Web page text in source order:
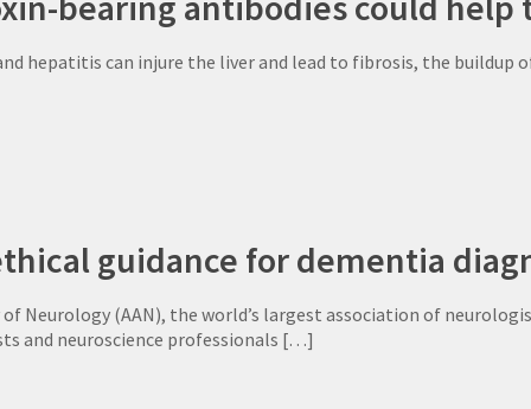
hepatitis can injure the liver and lead to fibrosis, the buildup
guidance for dementia
of Neurology (AAN), the world’s largest association of
and neuroscience professionals […]